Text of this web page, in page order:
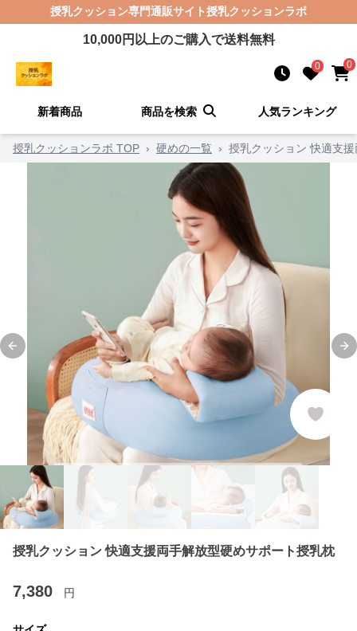
授乳クッション専門通販サイト授乳クッションラボ
10,000円以上のご購入で送料無料
0 0
新着商品 商品を検索 人気ランキング
授乳クッションラボ TOP › 硬めの一覧 › 授乳クッション 快適支
Previous slide
授乳クッション 快適支援両手解放型硬めサポート授乳枕
7,380 円